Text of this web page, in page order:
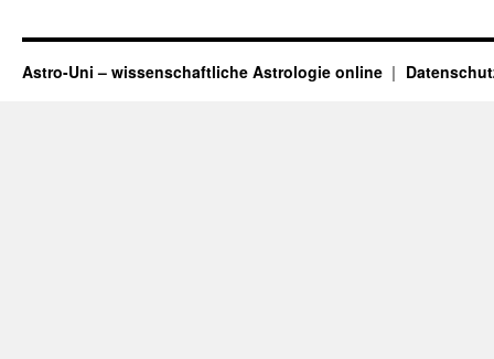
Astro-Uni – wissenschaftliche Astrologie online